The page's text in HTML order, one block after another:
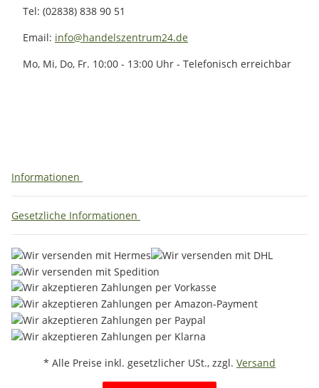
Tel: (02838) 838 90 51
Email: info@handelszentrum24.de
Mo, Mi, Do, Fr. 10:00 - 13:00 Uhr - Telefonisch erreichbar
Informationen
Gesetzliche Informationen
* Alle Preise inkl. gesetzlicher USt., zzgl. Versand